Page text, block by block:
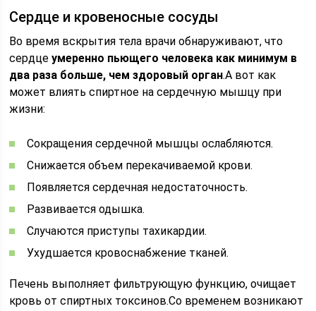
Сердце и кровеносные сосуды
Во время вскрытия тела врачи обнаруживают, что
сердцеумеренно пьющего человека как минимум в
два раза больше, чем здоровый орган.А вот как
может влиять спиртное на сердечную мышцу при
жизни:
Сокращения сердечной мышцы ослабляются.
Снижается объем перекачиваемой крови.
Появляется сердечная недостаточность.
Развивается одышка.
Случаются приступы тахикардии.
Ухудшается кровоснабжение тканей.
Печень выполняет фильтрующую функцию, очищает
кровь от спиртных токсинов.Со временем возникают